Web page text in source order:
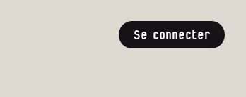
Se connecter